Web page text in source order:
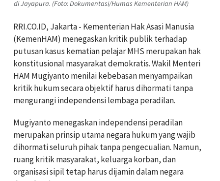
di Jayapura. (Foto: Dokumentasi/Humas Kementerian HAM)
RRI.CO.ID, Jakarta - Kementerian Hak Asasi Manusia
(KemenHAM) menegaskan kritik publik terhadap
putusan kasus kematian pelajar MHS merupakan hak
konstitusional masyarakat demokratis. Wakil Menteri
HAM Mugiyanto menilai kebebasan menyampaikan
kritik hukum secara objektif harus dihormati tanpa
mengurangi independensi lembaga peradilan.
Mugiyanto menegaskan independensi peradilan
merupakan prinsip utama negara hukum yang wajib
dihormati seluruh pihak tanpa pengecualian. Namun,
ruang kritik masyarakat, keluarga korban, dan
organisasi sipil tetap harus dijamin dalam negara